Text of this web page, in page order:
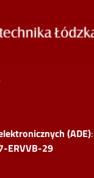
(ADE):
ERVVB-29